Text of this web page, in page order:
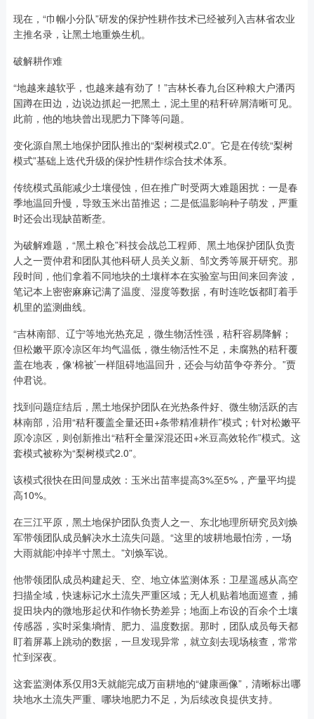
现在，“巾帼小分队”研发的保护性耕作技术已经被列入吉林省农业
主推名录，让黑土地重焕生机。
破解耕作难
“地越来越软乎，也越来越有劲了！”吉林长春九台区种粮大户潘丙
国蹲在田边，边说边抓起一把黑土，泥土里的秸秆碎屑清晰可见。
此前，他的地块曾出现肥力下降等问题。
变化源自黑土地保护团队推出的“梨树模式2.0”。它是在传统“梨树
模式”基础上迭代升级的保护性耕作综合技术体系。
传统模式虽能减少土壤侵蚀，但在推广时受两大难题困扰：一是春
季地温回升慢，导致玉米出苗推迟；二是低温影响种子萌发，严重
时还会出现缺苗断垄。
为破解难题，“黑土粮仓”科技会战总工程师、黑土地保护团队负责
人之一贾仲君和团队其他科研人员关义新、邹文秀等展开研究。那
段时间，他们拿着不同地块的土壤样本在实验室与田间来回奔波，
笔记本上密密麻麻记满了温度、湿度等数据，有时连吃饭都盯着手
机里的监测曲线。
“吉林南部、辽宁等地光热充足，微生物活性强，秸秆容易降解；
但松嫩平原冷凉区年均气温低，微生物活性不足，未腐熟的秸秆覆
盖在地表，像‘棉被’一样阻碍地温回升，还会与幼苗争夺养分。”贾
仲君说。
找到问题症结后，黑土地保护团队在光热条件好、微生物活跃的吉
林南部，沿用“秸秆覆盖全量还田+条带精准耕作”模式；针对松嫩平
原冷凉区，则创新推出“秸秆全量深混还田+米豆高效轮作”模式。这
套模式被称为“梨树模式2.0”。
该模式很快在田间显成效：玉米出苗率提高3%至5%，产量平均提
高10%。
在三江平原，黑土地保护团队负责人之一、东北地理所研究员刘焕
军带领团队成员解决水土流失问题。“这里的坡耕地最怕涝，一场
大雨就能冲掉半寸黑土。”刘焕军说。
他带领团队成员构建起天、空、地立体监测体系：卫星遥感从高空
扫描全域，快速标记水土流失严重区域；无人机贴着地面巡查，捕
捉田块内的微地形起伏和作物长势差异；地面上布设的百余个土壤
传感器，实时采集墒情、肥力、温度数据。那时，团队成员每天都
盯着屏幕上跳动的数据，一旦发现异常，就立刻去现场核查，常常
忙到深夜。
这套监测体系仅用3天就能完成万亩耕地的“健康画像”，清晰标出哪
块地水土流失严重、哪块地肥力不足，为后续改良提供支持。